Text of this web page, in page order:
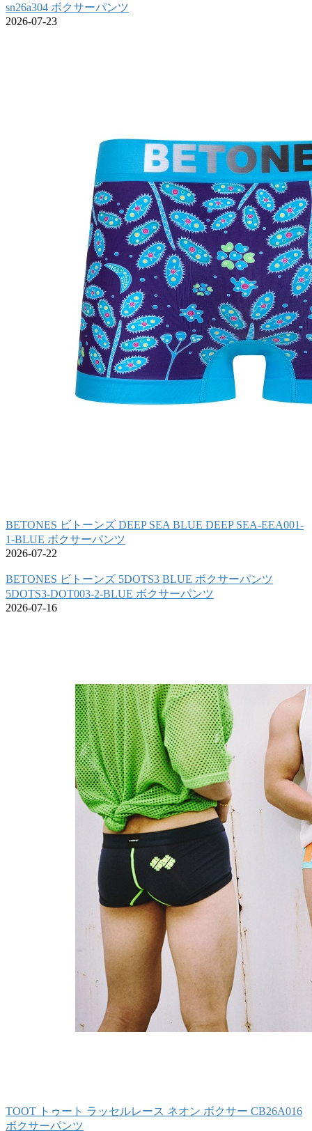
sn26a304 ボクサーパンツ
2026-07-23
BETONES ビトーンズ DEEP SEA BLUE DEEP SEA-EEA001-
1-BLUE ボクサーパンツ
2026-07-22
BETONES ビトーンズ 5DOTS3 BLUE ボクサーパンツ
5DOTS3-DOT003-2-BLUE ボクサーパンツ
2026-07-16
TOOT トゥート ラッセルレース ネオン ボクサー CB26A016
ボクサーパンツ